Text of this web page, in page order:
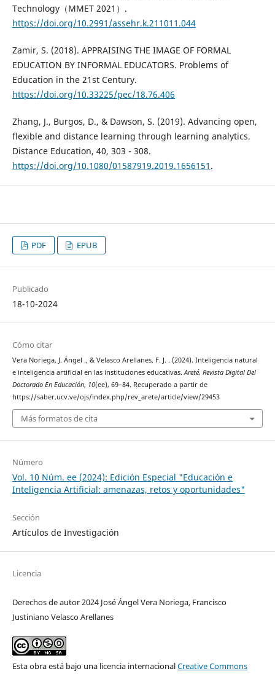
Technology（MMET 2021）.
https://doi.org/10.2991/assehr.k.211011.044
Zamir, S. (2018). APPRAISING THE IMAGE OF FORMAL
EDUCATION BY INFORMAL EDUCATORS. Problems of
Education in the 21st Century.
https://doi.org/10.33225/pec/18.76.406
Zhang, J., Burgos, D., & Dawson, S. (2019). Advancing open,
flexible and distance learning through learning analytics.
Distance Education, 40, 303 - 308.
https://doi.org/10.1080/01587919.2019.1656151 .
PDF EPUB
Publicado
18-10-2024
Cómo citar
Vera Noriega, J. Ángel ., & Velasco Arellanes, F. J. . (2024). Inteligencia natural
e inteligencia artificial en las instituciones educativas. Areté, Revista Digital Del
Doctorado En Educación, 10(ee), 69–84. Recuperado a partir de
https://saber.ucv.ve/ojs/index.php/rev_arete/article/view/29453
Más formatos de cita
Número
Vol. 10 Núm. ee (2024): Edición Especial "Educación e
Inteligencia Artificial: amenazas, retos y oportunidades"
Sección
Artículos de Investigación
Licencia
Derechos de autor 2024 José Ángel Vera Noriega, Francisco
Justiniano Velasco Arellanes
Esta obra está bajo una licencia internacionalCreative Commons